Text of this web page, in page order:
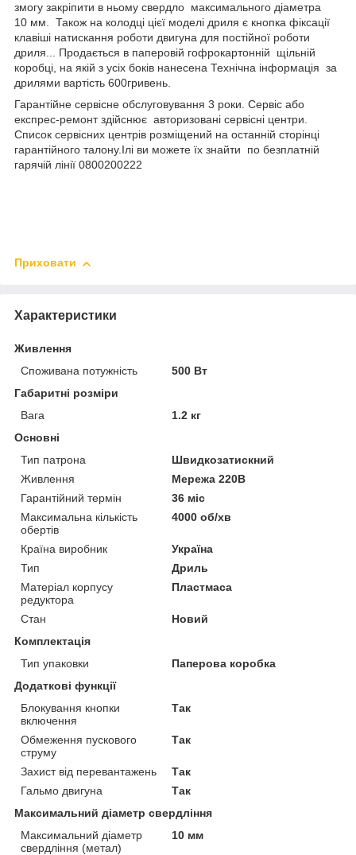
змогу закріпити в ньому свердло максимального діаметра
10 мм. Також на колодці цієї моделі дриля є кнопка фіксації
клавіші натискання роботи двигуна для постійної роботи
дриля... Продається в паперовій гофрокартонній щільній
коробці, на якій з усіх боків нанесена Технічна інформація за
дрилями вартість 600гривень.
Гарантійне сервісне обслуговування 3 роки. Сервіс або
експрес-ремонт здійснює авторизовані сервісні центри.
Список сервісних центрів розміщений на останній сторінці
гарантійного талону.Ілі ви можете їх знайти по безплатній
гарячій лінії 0800200222
Приховати
Характеристики
Живлення
Споживана потужність
500 Вт
Габаритні розміри
Вага
1.2 кг
Основні
Тип патрона
Швидкозатискний
Живлення
Мережа 220В
Гарантійний термін
36 міс
Максимальна кількість
обертів
4000 об/хв
Країна виробник
Україна
Тип
Дриль
Матеріал корпусу
редуктора
Пластмаса
Стан
Новий
Комплектація
Тип упаковки
Паперова коробка
Додаткові функції
Блокування кнопки
включення
Так
Обмеження пускового
струму
Так
Захист від перевантажень
Так
Гальмо двигуна
Так
Максимальний діаметр свердління
Максимальний діаметр
свердління (метал)
10 мм